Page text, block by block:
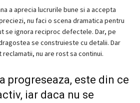
a aprecia lucrurile bune si a accepta
nu faci o scena dramatica pentru
se ignora reciproc defectele. Dar, pe
se construieste cu detalii. Dar
nu are rost sa continui.
progreseaza, este din ce
iar daca nu se